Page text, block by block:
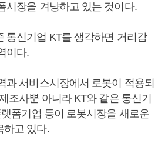
시장을 겨냥하고 있는 것이다.
통신기업 KT를 생각하면 거리감
이다.
과 서비스시장에서 로봇이 적용되
조사뿐 아니라 KT와 같은 통신기
폼기업 등이 로봇시장을 새로운
하고 있다.